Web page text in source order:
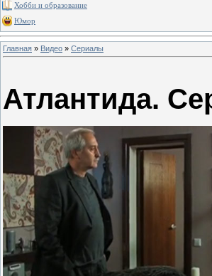
Хобби и образование
Юмор
Главная » Видео » Сериалы
Атлантида.